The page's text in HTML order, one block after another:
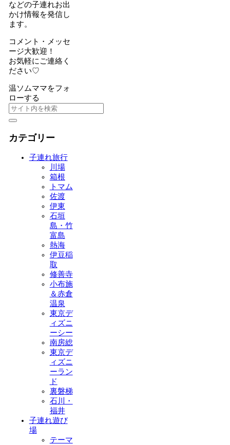
などの子連れお出
かけ情報を発信し
ます。
コメント・メッセ
ージ大歓迎！
お気軽にご連絡く
ださい♡
温ソムママをフォ
ローする
カテゴリー
子連れ旅行
川場
箱根
トマム
佐渡
伊東
石垣
島・竹
富島
熱海
伊豆稲
取
修善寺
小布施
＆赤倉
温泉
東京デ
ィズニ
ーシー
南房総
東京デ
ィズニ
ーラン
ド
裏磐梯
石川・
福井
子連れ遊び
場
テーマ